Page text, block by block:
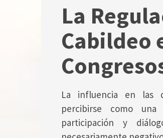
La
Cabildeo
La influencia en las
percibirse como
participación y